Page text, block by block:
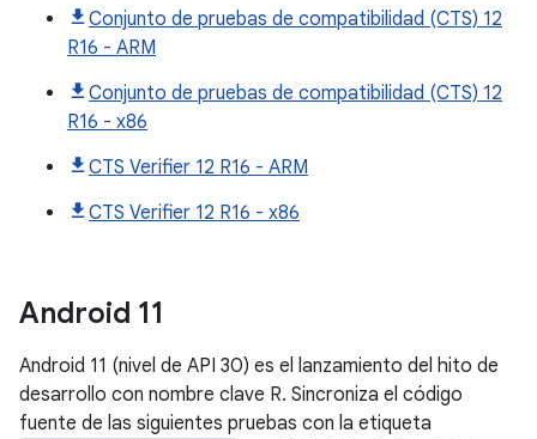
Conjunto de pruebas de compatibilidad (CTS) 12
R16 - ARM
Conjunto de pruebas de compatibilidad (CTS) 12
R16 - x86
CTS Verifier 12 R16 - ARM
CTS Verifier 12 R16 - x86
Android 11
Android 11 (nivel de API 30) es el lanzamiento del hito de
desarrollo con nombre clave R. Sincroniza el código
fuente de las siguientes pruebas con la etiqueta